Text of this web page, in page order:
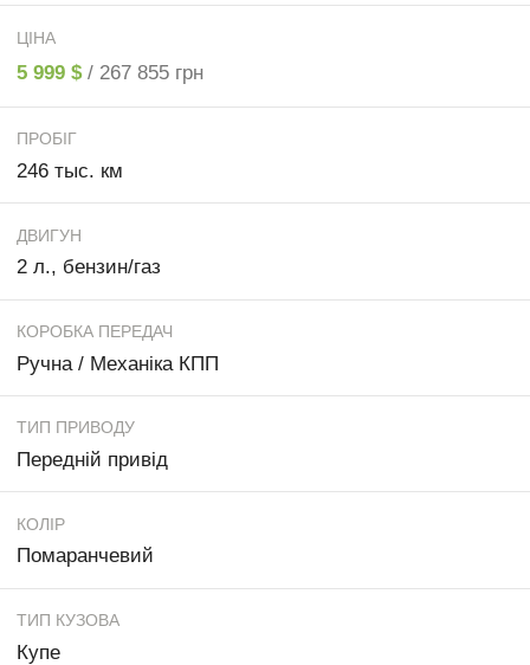
ЦІНА
5 999 $ / 267 855 грн
ПРОБІГ
246 тыс. км
ДВИГУН
2 л., бензин/газ
КОРОБКА ПЕРЕДАЧ
Ручна / Механіка КПП
ТИП ПРИВОДУ
Передній привід
КОЛІР
Помаранчевий
ТИП КУЗОВА
Купе